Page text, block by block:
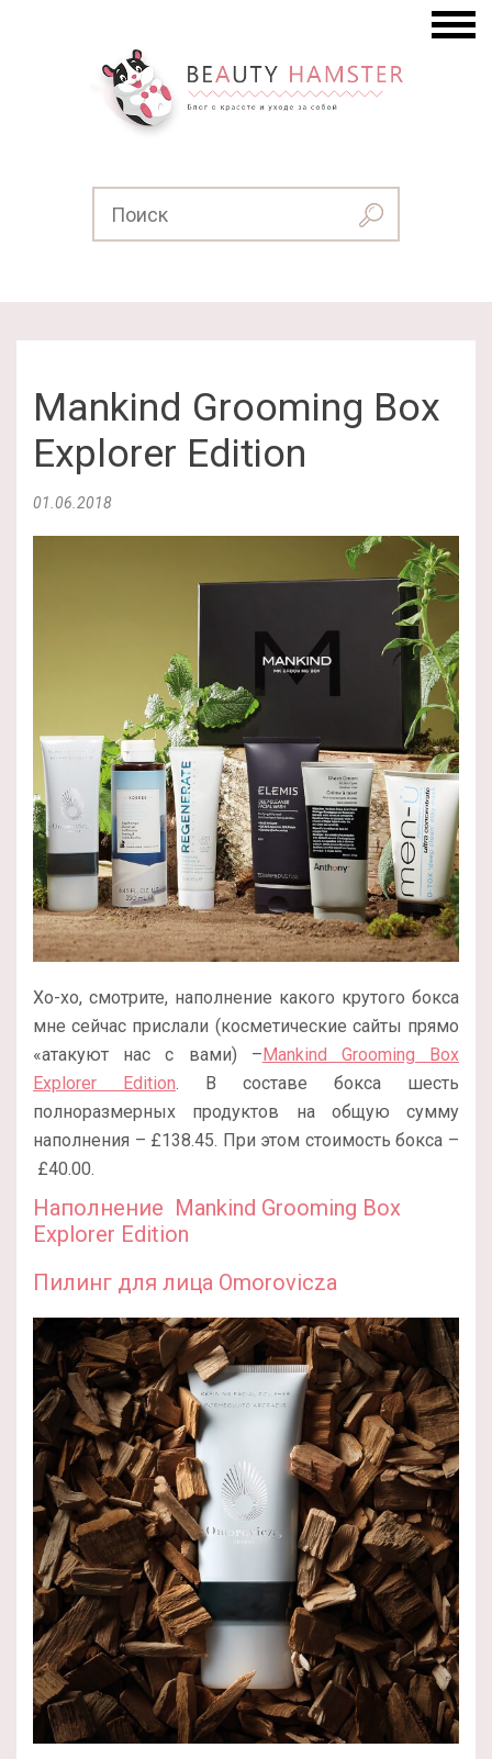
Mankind Grooming Box
Explorer Edition
01.06.2018
Хо-хо, смотрите, наполнение какого крутого бокса
мне сейчас прислали (косметические сайты прямо
«атакуют нас с вами) –Mankind Grooming Box
Explorer Edition. В составе бокса шесть
полноразмерных продуктов на общую сумму
наполнения – £138.45. При этом стоимость бокса –
£40.00.
Наполнение Mankind Grooming Box
Explorer Edition
Пилинг для лица Omorovicza